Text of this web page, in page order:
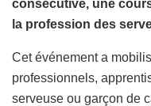
consécutive, une
la profession des
Cet événement a
professionnels,
serveuse ou garçon de